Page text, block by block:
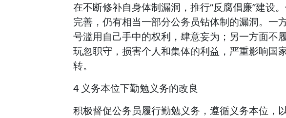
在不断修补自身体制漏洞，推行“反腐倡廉”建设
完善，仍有相当一部分公务员钻体制的漏洞。一
号滥用自己手中的权利，肆意妄为；另一方面不
玩忽职守，损害个人和集体的利益，严重影响国
转。
4 义务本位下勤勉义务的改良
积极督促公务员履行勤勉义务，遵循义务本位，